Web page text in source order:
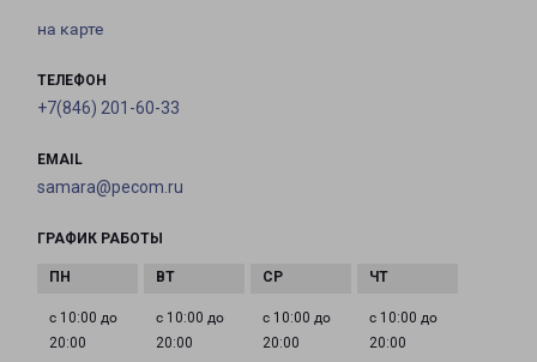
на карте
ТЕЛЕФОН
+7(846) 201-60-33
EMAIL
samara@pecom.ru
ГРАФИК РАБОТЫ
с 10:00 до
20:00
с 10:00 до
20:00
с 10:00 до
20:00
с 10:00 до
20:00